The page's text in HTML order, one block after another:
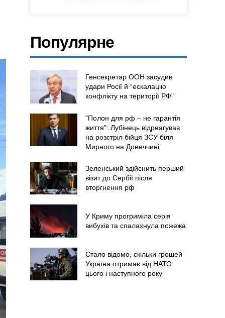
Популярне
Генсекретар ООН засудив
удари Росії й “ескалацію
конфлікту на території РФ”
"Полон для рф – не гарантія
життя": Лубінець відреагував
на розстріл бійця ЗСУ біля
Мирного на Донеччині
Зеленський здійснить перший
візит до Сербії після
вторгнення рф
У Криму прогриміла серія
вибухів та спалахнула пожежа
Стало відомо, скільки грошей
Україна отримає від НАТО
цього і наступного року